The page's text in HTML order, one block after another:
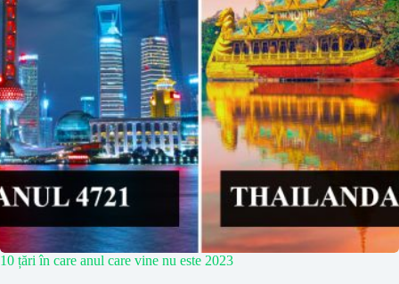
10 țări în care anul care vine nu este 2023